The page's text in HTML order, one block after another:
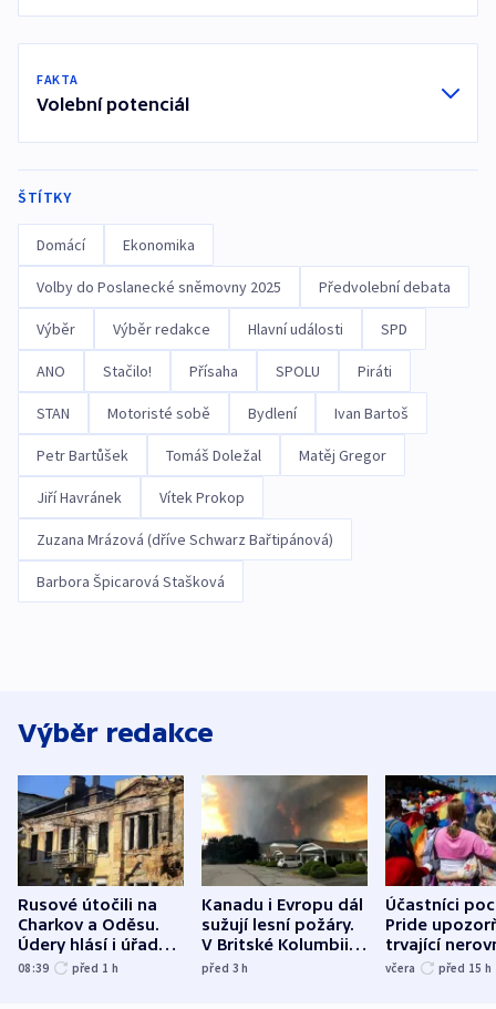
FAKTA
Volební potenciál
ŠTÍTKY
Domácí Ekonomika
Volby do Poslanecké sněmovny 2025 Předvolební debata
Výběr Výběr redakce Hlavní události SPD
ANO Stačilo! Přísaha SPOLU Piráti
STAN Motoristé sobě Bydlení Ivan Bartoš
Petr Bartůšek Tomáš Doležal Matěj Gregor
Jiří Havránek Vítek Prokop
Zuzana Mrázová (dříve Schwarz Bařtipánová)
Barbora Špicarová Stašková
Výběr redakce
Rusové útočili na
Charkov a Oděsu.
Údery hlásí i úřady v
Bělgorodu
08:39 před 1 h
Kanadu i Evropu dál
sužují lesní požáry.
V Britské Kolumbii
evakuovali tisíce lidí
před 3h
Účastníci
Pride
trvající
včera před 15 h